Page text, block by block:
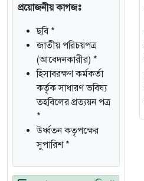
প্রয়োজনীয় কাগজঃ
ছবি *
জাতীয় পরিচয়পত্র
(আবেদনকারীর) *
হিসাবরক্ষণ কর্মকর্তা
কর্তৃক সাধারণ ভবিষ্য
তহবিলের প্রত্যয়ন পত্র
*
উর্ধ্বতন কতৃপক্ষের
সুপারিশ *